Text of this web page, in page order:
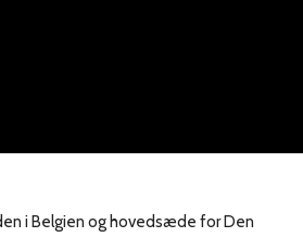
i Belgien og hovedsæde for Den